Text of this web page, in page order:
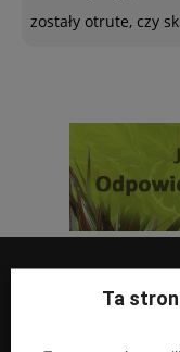
zostały otrute, czy
Ta